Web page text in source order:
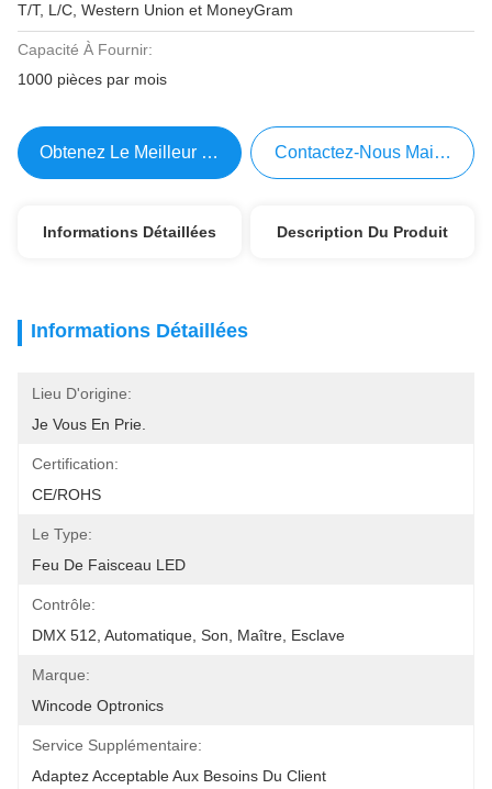
T/T, L/C, Western Union et MoneyGram
Capacité À Fournir:
1000 pièces par mois
Obtenez Le Meilleur Prix Contactez-Nous Maintenant
Informations Détaillées Description Du Produit
Informations Détaillées
Lieu D'origine:
Je Vous En Prie.
Certification:
CE/ROHS
Le Type:
Feu De Faisceau LED
Contrôle:
DMX 512, Automatique, Son, Maître, Esclave
Marque:
Wincode Optronics
Service Supplémentaire:
Adaptez Acceptable Aux Besoins Du Client